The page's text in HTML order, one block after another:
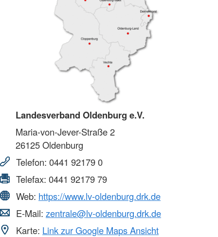
Landesverband Oldenburg e.V.
Maria-von-Jever-Straße 2
26125Oldenburg
Telefon: 0441 92179 0
Telefax: 0441 92179 79
Web: https://www.lv-oldenburg.drk.de
E-Mail: zentrale@lv-oldenburg.drk.de
Karte: Link zur Google Maps Ansicht